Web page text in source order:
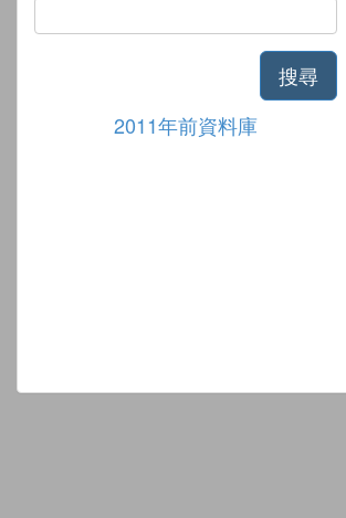
搜尋
2011年前資料庫